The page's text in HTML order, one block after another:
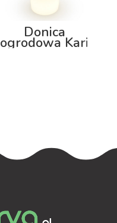
Donica
ogrodowa Kari